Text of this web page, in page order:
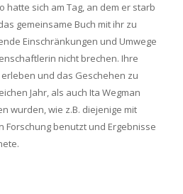
sich am Tag, an dem er starb
gemeinsame Buch mit ihr zu
Einschränkungen und Umwege
nicht brechen. Ihre
und das Geschehen zu
Jahr, als auch Ita Wegman
wurden, wie z.B. diejenige mit
Forschung benutzt und Ergebnisse